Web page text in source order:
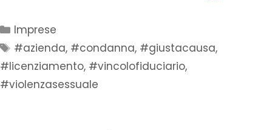
Imprese
#azienda, #condanna, #giustacausa,
#licenziamento, #vincolofiduciario,
#violenzasessuale